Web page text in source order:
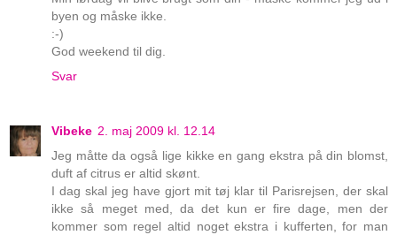
byen og måske ikke.
:-)
God weekend til dig.
Svar
Vibeke 2. maj 2009 kl. 12.14
Jeg måtte da også lige kikke en gang ekstra på din blomst,
duft af citrus er altid skønt.
I dag skal jeg have gjort mit tøj klar til Parisrejsen, der skal
ikke så meget med, da det kun er fire dage, men der
kommer som regel altid noget ekstra i kufferten, for man